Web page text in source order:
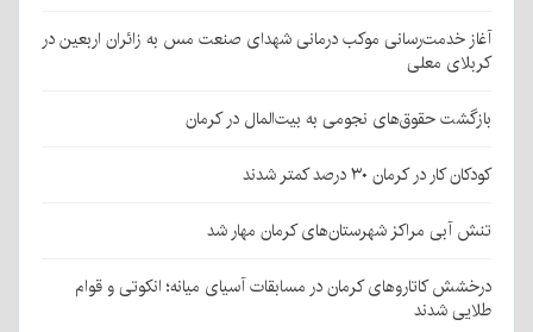
آغاز خدمت‌رسانی موکب درمانی شهدای صنعت مس به زائران اربعین در
کربلای معلی
بازگشت حقوق‌های نجومی به بیت‌المال در کرمان
کودکان کار در کرمان ۳۰ درصد کمتر شدند
تنش آبی مراکز شهرستان‌های کرمان مهار شد
درخشش کاتاروهای کرمان در مسابقات آسیای میانه؛ انکوتی و قوام
طلایی شدند